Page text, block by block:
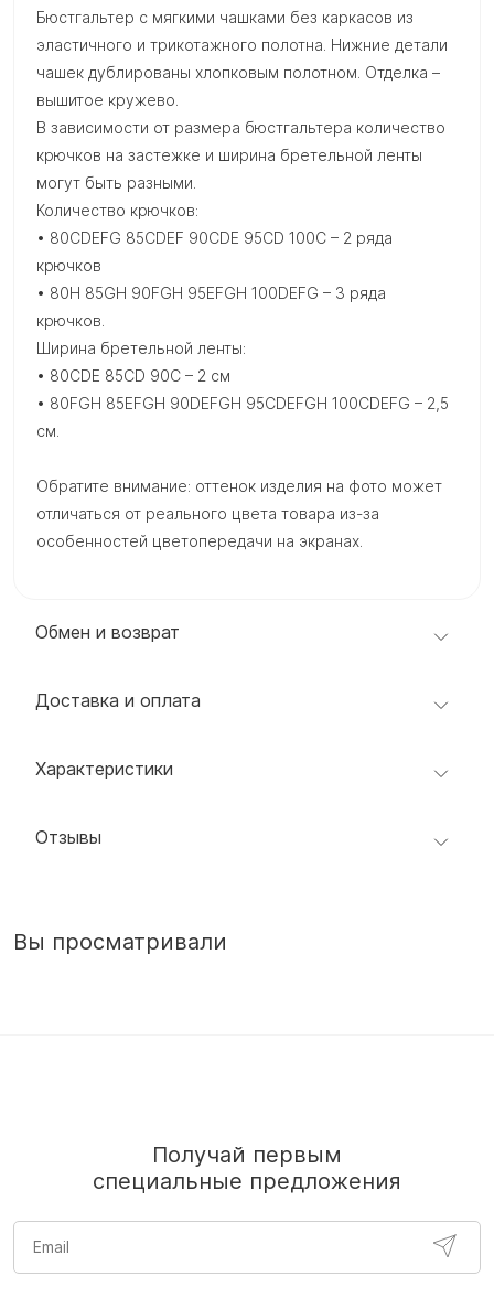
Бюстгальтер с мягкими чашками без каркасов из
эластичного и трикотажного полотна. Нижние детали
чашек дублированы хлопковым полотном. Отделка –
вышитое кружево.
В зависимости от размера бюстгальтера количество
крючков на застежке и ширина бретельной ленты
могут быть разными.
Количество крючков:
• 80CDEFG 85CDEF 90CDE 95CD 100C – 2 ряда
крючков
• 80H 85GH 90FGH 95EFGH 100DEFG – 3 ряда
крючков.
Ширина бретельной ленты:
• 80CDE 85CD 90C – 2 см
• 80FGH 85EFGH 90DEFGH 95CDEFGH 100CDEFG – 2,5
см.
Обратите внимание: оттенок изделия на фото может
отличаться от реального цвета товара из-за
особенностей цветопередачи на экранах.
Обмен и возврат
Доставка и оплата
Характеристики
Отзывы
Вы просматривали
Получай первым
специальные предложения